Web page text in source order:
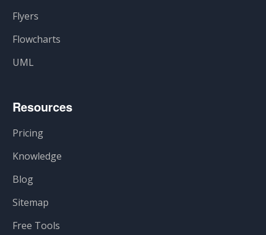
Flyers
Flowcharts
UML
Resources
Pricing
Knowledge
Blog
Sitemap
Free Tools